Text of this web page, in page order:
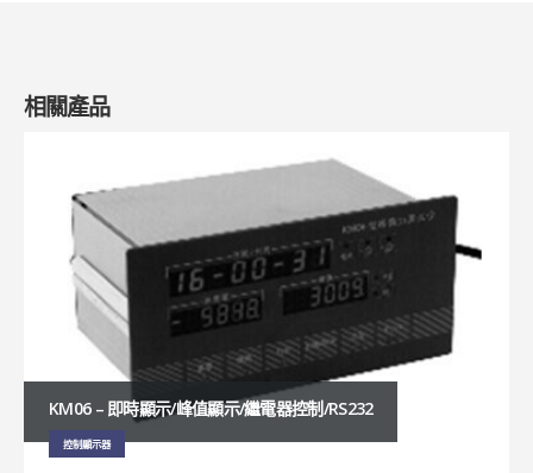
相關產品
KM06 – 即時顯示/峰值顯示/繼電器控制/RS232
控制顯示器